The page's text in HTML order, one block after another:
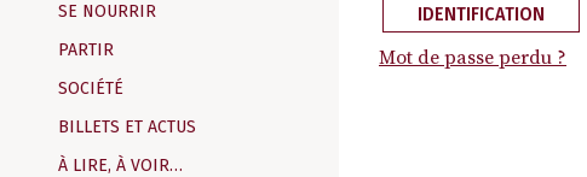
SE NOURRIR
PARTIR
SOCIÉTÉ
BILLETS ET ACTUS
À LIRE, À VOIR…
IDENTIFICATION
Mot de passe perdu ?